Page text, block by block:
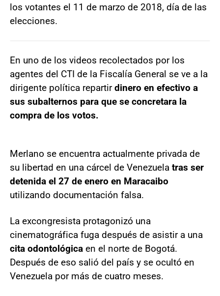
los votantes el 11 de marzo de 2018, día de las
elecciones.
En uno de los videos recolectados por los
agentes del CTI de la Fiscalía General se ve a la
dirigente política repartirdinero en efectivo a
sus subalternos para que se concretara la
compra de los votos.
Merlano se encuentra actualmente privada de
su libertad en una cárcel de Venezuela tras ser
detenida el 27 de enero en Maracaibo
utilizando documentación falsa.
La excongresista protagonizó una
cinematográfica fuga después de asistir a una
cita odontológica en el norte de Bogotá.
Después de eso salió del país y se ocultó en
Venezuela por más de cuatro meses.